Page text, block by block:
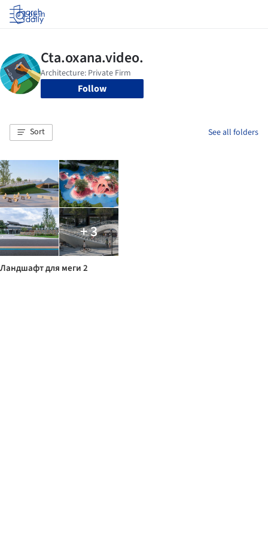
Log in
Follow
Sort See all folders
+ 3
Ландшафт для меги 2